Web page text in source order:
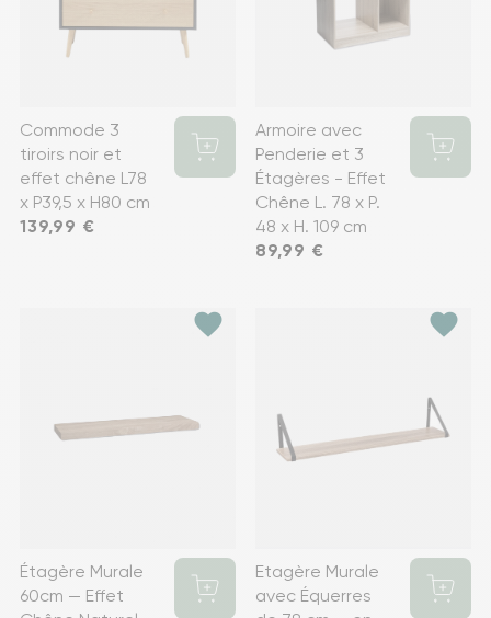
Commode 3
tiroirs noir et
effet chêne L78
x P39,5 x H80 cm
Prix
139,99 €
Armoire avec
Penderie et 3
Étagères - Effet
Chêne L. 78 x P.
48 x H. 109 cm
Prix
89,99 €
favorite
Étagère Murale
60cm — Effet
favorite
Etagère Murale
avec Équerres